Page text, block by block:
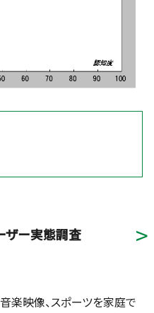
ザー実態調査
楽映像、スポーツを家庭で